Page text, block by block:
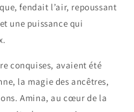
fendait l’air, repoussant
une puissance qui
conquises, avaient été
la magie des ancêtres,
Amina, au cœur de la